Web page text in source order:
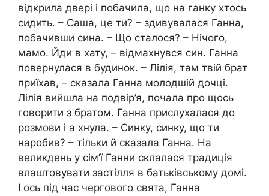
відкрила двері і побачила, що на ганку хтось
сидить. – Саша, це ти? – здивувалася Ганна,
побачивши сина. – Що сталося? – Нічого,
мамо. Йди в хату, – відмахнувся син. Ганна
повернулася в будинок. – Лілія, там твій брат
приїхав, – сказала Ганна молодшій дочці.
Лілія вийшла на подвір’я, почала про щось
говорити з братом. Ганна прислухалася до
розмови і а хнула. – Синку, синку, що ти
наробив? – тільки й сказала Ганна. На
великдень у сім’ї Ганни склалася традиція
влаштовувати застілля в батьківському домі.
І ось під час чергового свята, Ганна